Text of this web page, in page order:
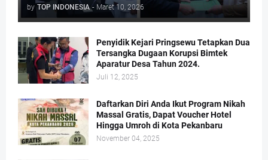
by TOP INDONESIA - Maret 10, 2026
Penyidik Kejari Pringsewu Tetapkan Dua
Tersangka Dugaan Korupsi Bimtek
Aparatur Desa Tahun 2024.
Juli 12, 2025
Daftarkan Diri Anda Ikut Program Nikah
Massal Gratis, Dapat Voucher Hotel
Hingga Umroh di Kota Pekanbaru
November 04, 2025